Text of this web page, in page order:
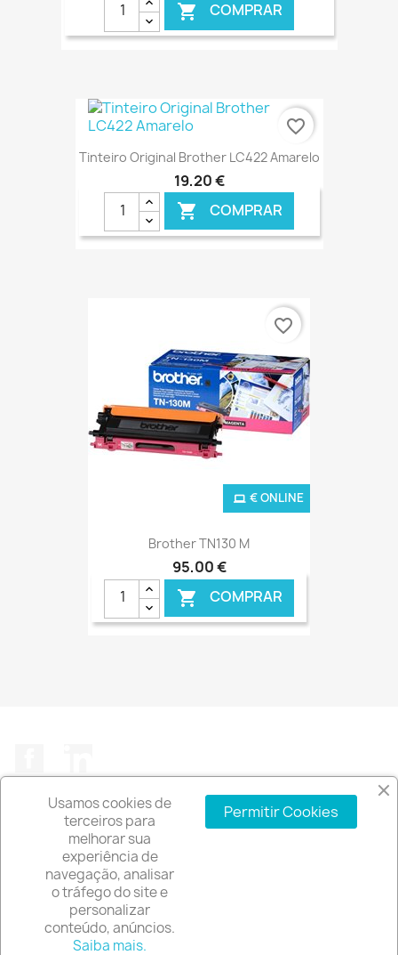
 COMPRAR
Tinteiro Original Brother LC422 Amarelo
19,20 €
 COMPRAR
favorite_border
Brother TN130 M
95,00 €
 COMPRAR
€ ONLINE
favorite_border
A EMPRESA
INFORMAÇÃO DA LOJA
© 2026 - Software de comércio eletrónico por
Usamos cookies de
terceiros para
melhorar sua
experiência de
navegação, analisar
o tráfego do site e
personalizar
conteúdo, anúncios.
Saiba mais.
Permitir Cookies